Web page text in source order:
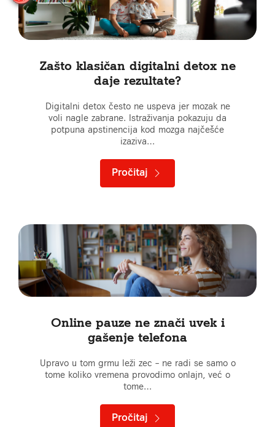
Zašto klasičan digitalni detox ne
daje rezultate?
Digitalni detox često ne uspeva jer mozak ne
voli nagle zabrane. Istraživanja pokazuju da
potpuna apstinencija kod mozga najčešće
izaziva…
Pročitaj
Online pauze ne znači uvek i
gašenje telefona
Upravo u tom grmu leži zec – ne radi se samo o
tome koliko vremena provodimo onlajn, već o
tome…
Pročitaj